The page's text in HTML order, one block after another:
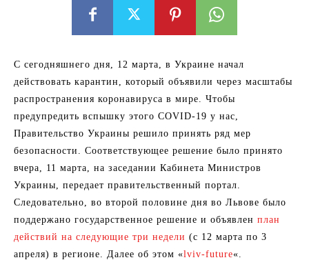
С сегодняшнего дня, 12 марта, в Украине начал
действовать карантин, который объявили через масштабы
распространения коронавируса в мире. Чтобы
предупредить вспышку этого COVID-19 у нас,
Правительство Украины решило принять ряд мер
безопасности. Соответствующее решение было принято
вчера, 11 марта, на заседании Кабинета Министров
Украины, передает правительственный портал.
Следовательно, во второй половине дня во Львове было
поддержано государственное решение и объявлен план
действий на следующие три недели (с 12 марта по 3
апреля) в регионе. Далее об этом «lviv-future«.